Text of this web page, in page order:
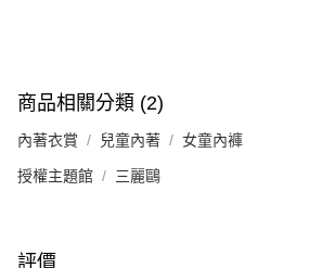
商品相關分類 (2)
內著衣賞 兒童內著 女童內褲
授權主題館 三麗鷗
評價